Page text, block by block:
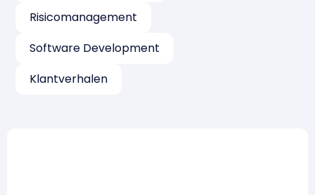
Risicomanagement
Software Development
Klantverhalen